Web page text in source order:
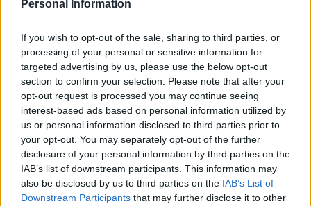
Personal Information
If you wish to opt-out of the sale, sharing to third parties, or
processing of your personal or sensitive information for
targeted advertising by us, please use the below opt-out
section to confirm your selection. Please note that after your
opt-out request is processed you may continue seeing
interest-based ads based on personal information utilized by
us or personal information disclosed to third parties prior to
your opt-out. You may separately opt-out of the further
disclosure of your personal information by third parties on the
IAB’s list of downstream participants. This information may
also be disclosed by us to third parties on the IAB’s List of
Downstream Participants that may further disclose it to other
intolerancia, el analfabetismo, la
demencia...".